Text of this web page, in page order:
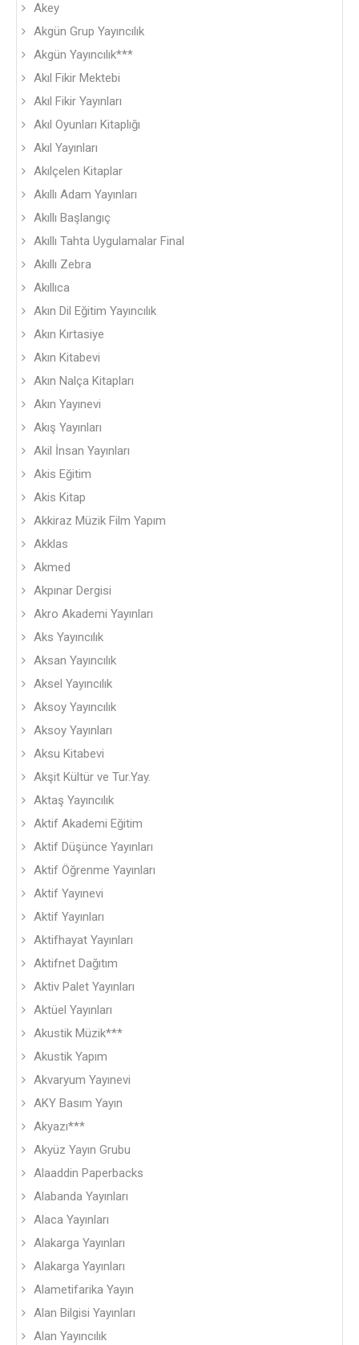
Akey
Akgün Grup Yayıncılık
Akgün Yayıncılık***
Akıl Fikir Mektebi
Akıl Fikir Yayınları
Akıl Oyunları Kitaplığı
Akıl Yayınları
Akılçelen Kitaplar
Akıllı Adam Yayınları
Akıllı Başlangıç
Akıllı Tahta Uygulamalar Final
Akıllı Zebra
Akıllıca
Akın Dil Eğitim Yayıncılık
Akın Kırtasiye
Akın Kitabevi
Akın Nalça Kitapları
Akın Yayınevi
Akış Yayınları
Akil İnsan Yayınları
Akis Eğitim
Akis Kitap
Akkiraz Müzik Film Yapım
Akklas
Akmed
Akpınar Dergisi
Akro Akademi Yayınları
Aks Yayıncılık
Aksan Yayıncılık
Aksel Yayıncılık
Aksoy Yayıncılık
Aksoy Yayınları
Aksu Kitabevi
Akşit Kültür ve Tur.Yay.
Aktaş Yayıncılık
Aktif Akademi Eğitim
Aktif Düşünce Yayınları
Aktif Öğrenme Yayınları
Aktif Yayınevi
Aktif Yayınları
Aktifhayat Yayınları
Aktifnet Dağıtım
Aktiv Palet Yayınları
Aktüel Yayınları
Akustik Müzik***
Akustik Yapım
Akvaryum Yayınevi
AKY Basım Yayın
Akyazı***
Akyüz Yayın Grubu
Alaaddin Paperbacks
Alabanda Yayınları
Alaca Yayınları
Alakarga Yayınları
Alakarga Yayınları
Alametifarika Yayın
Alan Bilgisi Yayınları
Alan Yayıncılık